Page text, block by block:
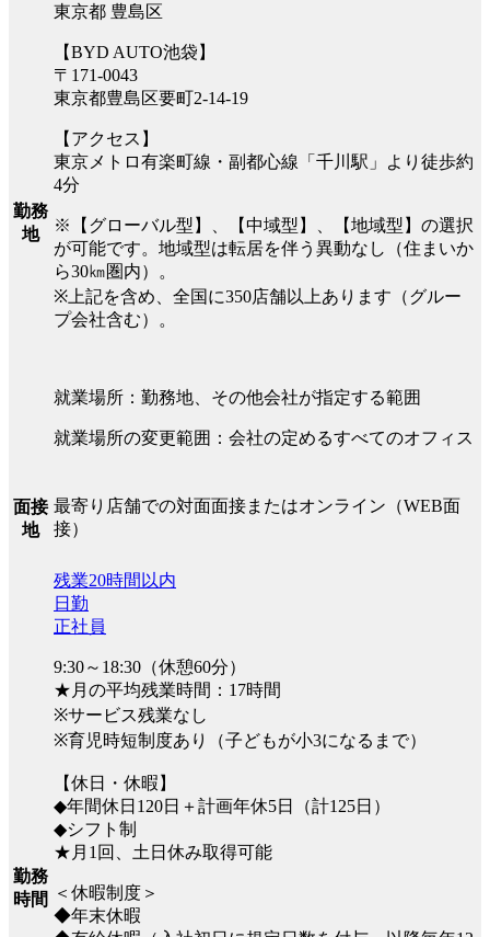
勤務
地
東京都 豊島区
【BYD AUTO池袋】
〒171-0043
東京都豊島区要町2-14-19
【アクセス】
東京メトロ有楽町線・副都心線「千川駅」より徒歩約
4分
※【グローバル型】、【中域型】、【地域型】の選択
が可能です。地域型は転居を伴う異動なし（住まいか
ら30㎞圏内）。
※上記を含め、全国に350店舗以上あります（グルー
プ会社含む）。
就業場所：勤務地、その他会社が指定する範囲
就業場所の変更範囲：会社の定めるすべてのオフィス
面接
地
最寄り店舗での対面面接またはオンライン（WEB面
接）
勤務
時間
残業20時間以内
日勤
正社員
9:30～18:30（休憩60分）
★月の平均残業時間：17時間
※サービス残業なし
※育児時短制度あり（子どもが小3になるまで）
【休日・休暇】
◆年間休日120日＋計画年休5日（計125日）
◆シフト制
★月1回、土日休み取得可能
＜休暇制度＞
◆年末休暇